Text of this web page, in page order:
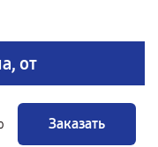
от
Заказать